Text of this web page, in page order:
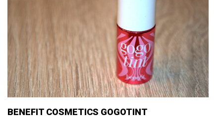
BENEFIT COSMETICS GOGOTINT